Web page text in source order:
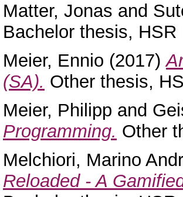
Matter, Jonas and
Bachelor thesis,
Meier, Ennio (2017)
(SA). Other thesis,
Meier, Philipp and
Programming. Other
Melchiori, Marino
Reloaded - A